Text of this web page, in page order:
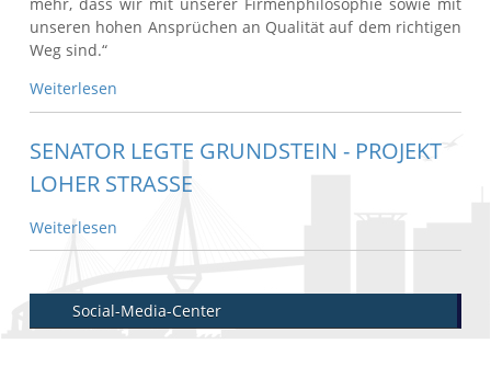
unseren hohen Ansprüchen an Qualität auf dem richtigen
Weg sind.“
Weiterlesen
SENATOR LEGTE GRUNDSTEIN - PROJEKT
LOHER STRASSE
Weiterlesen
Social-Media-Center